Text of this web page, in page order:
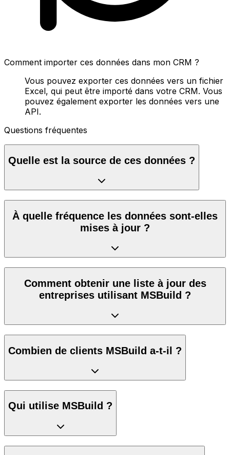
Comment importer ces données dans mon CRM ?
Vous pouvez exporter ces données vers un fichier
Excel, qui peut être importé dans votre CRM. Vous
pouvez également exporter les données vers une
API.
Questions fréquentes
Quelle est la source de ces données ?
À quelle fréquence les données sont-elles
mises à jour ?
Comment obtenir une liste à jour des
entreprises utilisant MSBuild ?
Combien de clients MSBuild a-t-il ?
Qui utilise MSBuild ?